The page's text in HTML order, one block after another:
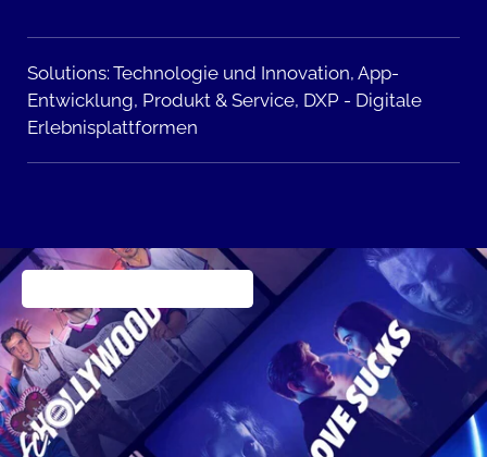
Solutions:Technologie und Innovation, App-
Entwicklung, Produkt & Service, DXP - Digitale
Erlebnisplattformen